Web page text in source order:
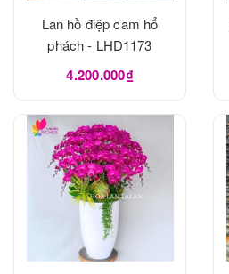
Lan hồ điệp cam hổ
phách - LHD1173
4.200.000₫